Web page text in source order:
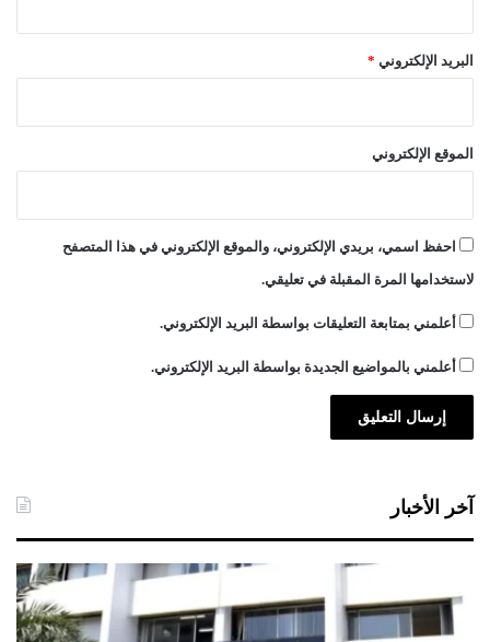
البريد الإلكتروني *
الموقع الإلكتروني
احفظ اسمي، بريدي الإلكتروني، والموقع الإلكتروني في هذا المتصفح
لاستخدامها المرة المقبلة في تعليقي.
أعلمني بمتابعة التعليقات بواسطة البريد الإلكتروني.
أعلمني بالمواضيع الجديدة بواسطة البريد الإلكتروني.
آخر الأخبار